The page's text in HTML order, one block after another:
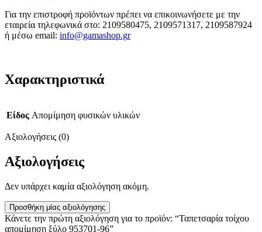
Για την επιστροφή προϊόντων πρέπει να επικοινωνήσετε με την
εταιρεία τηλεφωνικά στο: 2109580475, 2109571317, 2109587924
ή μέσω email: info@gamashop.gr
Χαρακτηριστικά
Είδος Απομίμηση φυσικών υλικών
Αξιολογήσεις (0)
Αξιολογήσεις
Δεν υπάρχει καμία αξιολόγηση ακόμη.
Προσθήκη μίας αξιολόγησης
Κάνετε την πρώτη αξιολόγηση για το προϊόν: “Ταπετσαρία τοίχου
απομίμηση ξύλο 953701-96”